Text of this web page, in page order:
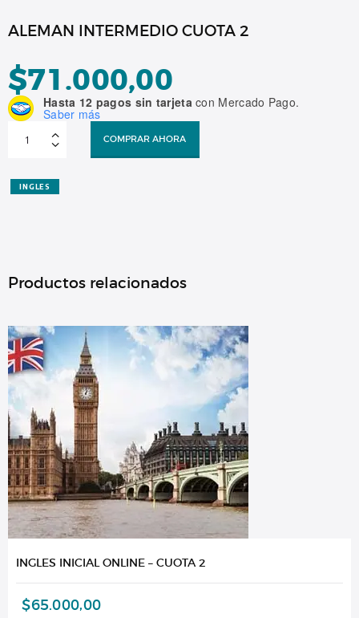
ALEMAN INTERMEDIO CUOTA 2
$71.000,00
Hasta 12 pagos sin tarjetacon Mercado Pago.
Saber más
INTERMEDIO
CUOTA
COMPRAR AHORA
INGLES
Productos relacionados
INGLES INICIAL ONLINE – CUOTA 2
$65.000,00